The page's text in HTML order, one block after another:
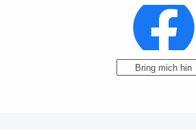
Bring mich hin